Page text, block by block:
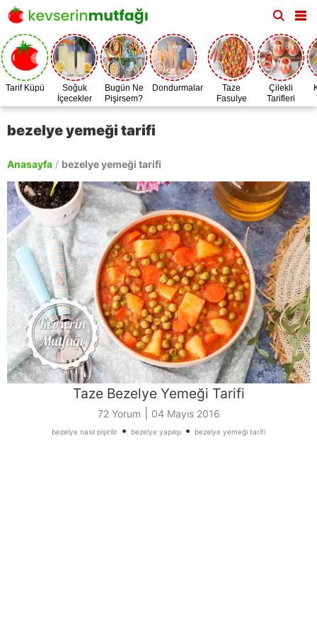
Tarif Küpü
Soğuk
İçecekler
Bugün Ne
Pişirsem?
Dondurmalar
Taze
Fasulye
Zamanı
Çilekli
Tarifleri
bezelye yemeği tarifi
Anasayfa / bezelye yemeği tarifi
Taze Bezelye Yemeği Tarifi
72 Yorum 04 Mayıs 2016
bezelye nasıl pişirilir • bezelye yapılışı • bezelye yemeği tarifi